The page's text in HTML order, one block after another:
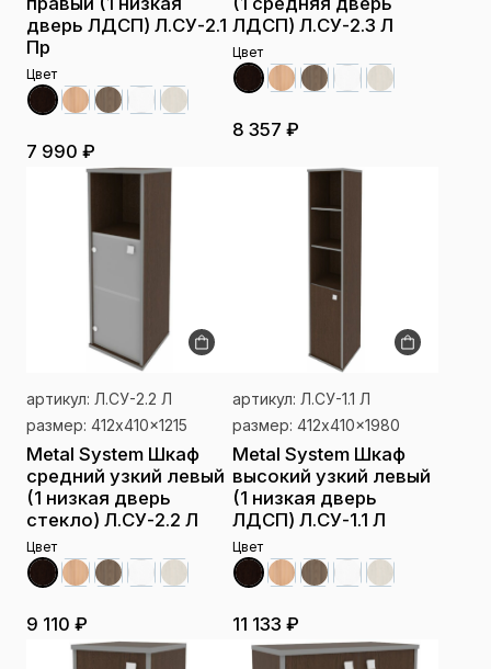
дверь ЛДСП) Л.СУ-2.1
Пр
Цвет
7 990 ₽
ЛДСП) Л.СУ-2.3 Л
Цвет
8 357 ₽
артикул: Л.СУ-2.2 Л
размер: 412x410x1215
Metal System Шкаф
средний узкий левый
(1 низкая дверь
стекло) Л.СУ-2.2 Л
Цвет
9 110 ₽
артикул: Л.СУ-1.1 Л
размер: 412x410x1980
Metal System Шкаф
высокий узкий левый
(1 низкая дверь
ЛДСП) Л.СУ-1.1 Л
Цвет
11 133 ₽